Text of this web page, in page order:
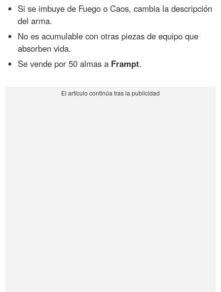
Si se imbuye de Fuego o Caos, cambia la descripción
del arma.
No es acumulable con otras piezas de equipo que
absorben vida.
Se vende por 50 almas a Frampt.